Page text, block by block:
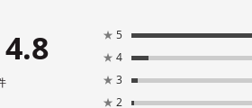
4.8 ★ 5
★ 4
★ 3
★ 2